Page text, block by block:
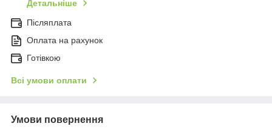
Детальніше
Післяплата
Оплата на рахунок
Готівкою
Всі умови оплати
Умови повернення